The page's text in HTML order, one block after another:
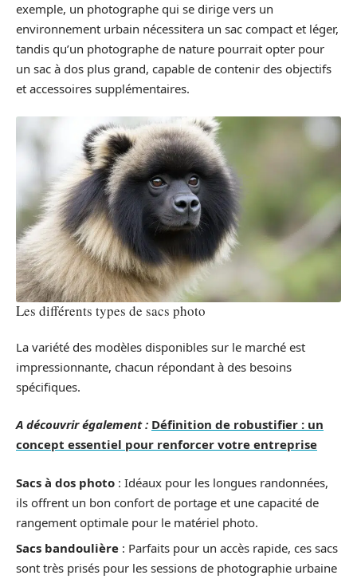
exemple, un photographe qui se dirige vers un
environnement urbain nécessitera un sac compact et léger,
tandis qu’un photographe de nature pourrait opter pour
un sac à dos plus grand, capable de contenir des objectifs
et accessoires supplémentaires.
Les différents types de sacs photo
La variété des modèles disponibles sur le marché est
impressionnante, chacun répondant à des besoins
spécifiques.
A découvrir également : Définition de robustifier : un
concept essentiel pour renforcer votre entreprise
Sacs à dos photo : Idéaux pour les longues randonnées,
ils offrent un bon confort de portage et une capacité de
rangement optimale pour le matériel photo.
Sacs bandoulière : Parfaits pour un accès rapide, ces sacs
sont très prisés pour les sessions de photographie urbaine